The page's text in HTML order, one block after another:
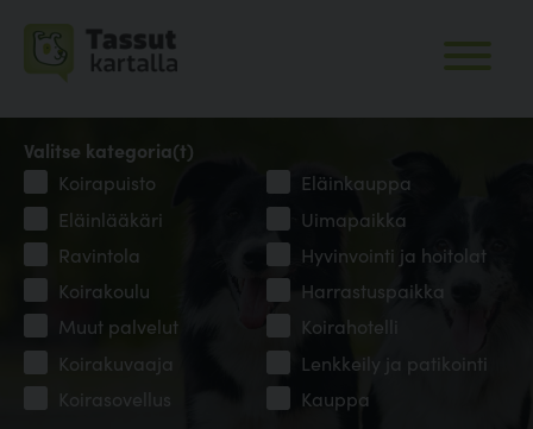
Valitse kategoria(t)
Koirapuisto
Eläinkauppa
Eläinlääkäri
Uimapaikka
Ravintola
Hyvinvointi ja hoitolat
Koirakoulu
Harrastuspaikka
Muut palvelut
Koirahotelli
Koirakuvaaja
Lenkkeily ja patikointi
Koirasovellus
Kauppa